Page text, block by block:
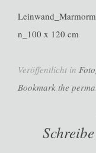
n_100 x 120 cm
Veröffentlicht in
Bookmark the